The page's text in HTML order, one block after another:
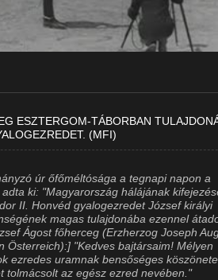
ESZTERGOM-TÁBORBAN
(MFI)
úr őfőméltósága a tegnapi napon a
ki: "Magyarország hálájának
II. Honvéd gyalogezredet József királyi
magas tulajdonába ezennel
Ágost főherceg (Erzherzog Joseph
Österreich):] "Kedves bajtársaim! Mélyen
ezredes uramnak bensőséges
tolmácsolt az egész ezred nevében."